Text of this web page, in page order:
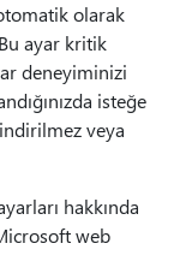
olarak
ayar kritik
deneyiminizi
isteğe
veya
hakkında
web